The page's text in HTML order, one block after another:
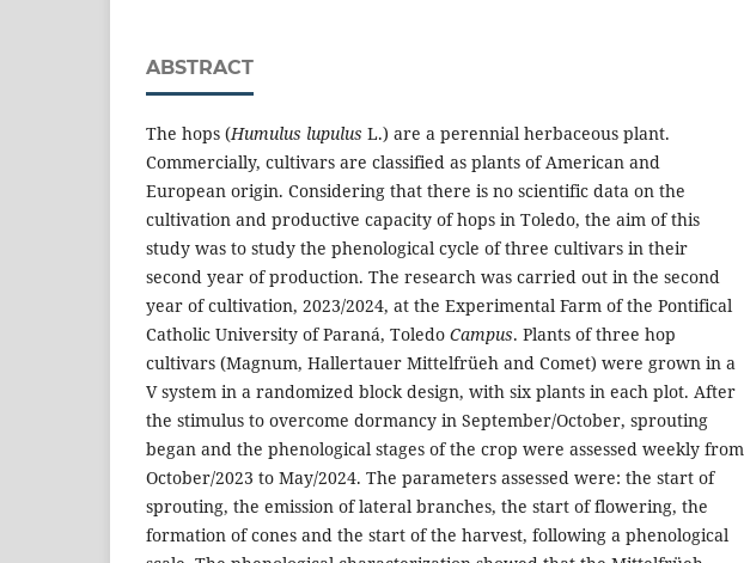
ABSTRACT
The hops (Humulus lupulus L.) are a perennial herbaceous plant.
Commercially, cultivars are classified as plants of American and
European origin. Considering that there is no scientific data on the
cultivation and productive capacity of hops in Toledo, the aim of this
study was to study the phenological cycle of three cultivars in their
second year of production. The research was carried out in the second
year of cultivation, 2023/2024, at the Experimental Farm of the Pontifical
Catholic University of Paraná, Toledo Campus. Plants of three hop
cultivars (Magnum, Hallertauer Mittelfrüeh and Comet) were grown in a
V system in a randomized block design, with six plants in each plot. After
the stimulus to overcome dormancy in September/October, sprouting
began and the phenological stages of the crop were assessed weekly from
October/2023 to May/2024. The parameters assessed were: the start of
sprouting, the emission of lateral branches, the start of flowering, the
formation of cones and the start of the harvest, following a phenological